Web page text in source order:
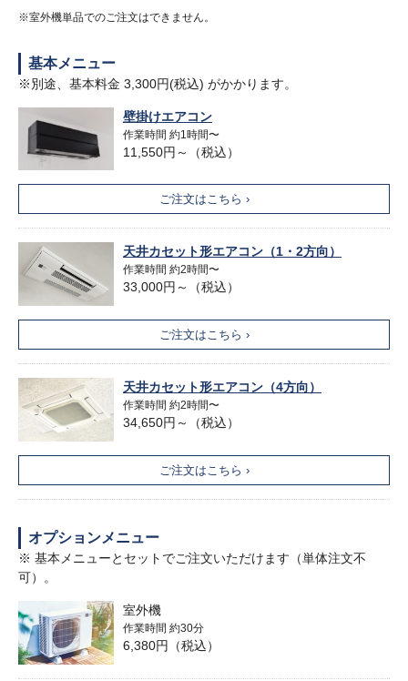
※室外機単品でのご注文はできません。
基本メニュー
※別途、基本料金 3,300円(税込) がかかります。
壁掛けエアコン
作業時間 約1時間〜
11,550円～（税込）
ご注文はこちら ›
天井カセット形エアコン（1・2方向）
作業時間 約2時間〜
33,000円～（税込）
ご注文はこちら ›
天井カセット形エアコン（4方向）
作業時間 約2時間〜
34,650円～（税込）
ご注文はこちら ›
オプションメニュー
※ 基本メニューとセットでご注文いただけます（単体注文不
可）。
室外機
作業時間 約30分
6,380円（税込）